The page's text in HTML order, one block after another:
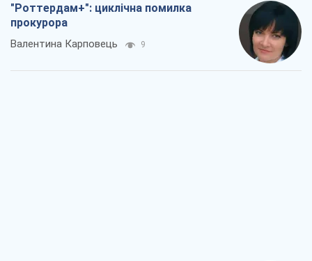
"Роттердам+": циклічна помилка
прокурора
Валентина Карповець 9